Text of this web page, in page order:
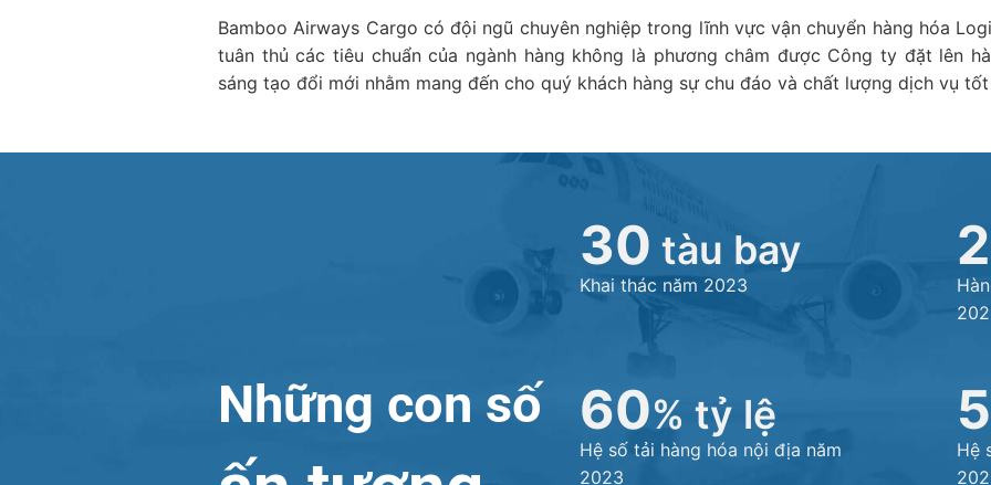
Bamboo Airways Cargo có đội ngũ chuyên nghiệp trong lĩnh vực vận chuyển hàng hóa
tuân thủ các tiêu chuẩn của ngành hàng không là phương châm được Công ty đặt lên
sáng tạo đổi mới nhằm mang đến cho quý khách hàng sự chu đáo và chất lượng dịch vụ
Những con số
30 tàu bay
Khai thác năm 2023
60% tỷ lệ
Hệ số tải hàng hóa nội địa năm
2023
Hệ